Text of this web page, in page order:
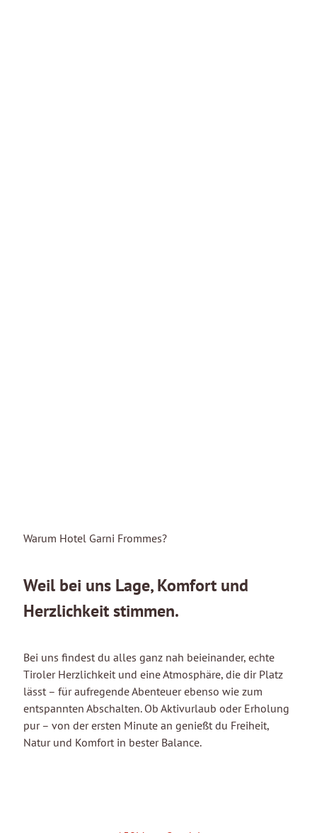
Weil bei uns Lage, Komfort und
Herzlichkeit stimmen.
Warum Hotel Garni Frommes?
Bei uns findest du alles ganz nah beieinander, echte
Tiroler Herzlichkeit und eine Atmosphäre, die dir Platz
lässt – für aufregende Abenteuer ebenso wie zum
entspannten Abschalten. Ob Aktivurlaub oder Erholung
pur – von der ersten Minute an genießt du Freiheit,
Natur und Komfort in bester Balance.